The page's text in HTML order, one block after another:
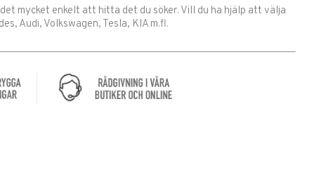
mycket enkelt att hitta det du söker. Vill du ha hjälp att välja
Audi, Volkswagen, Tesla, KIA m.fl.